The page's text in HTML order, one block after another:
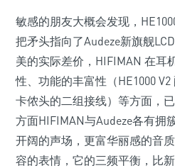
敏感的朋友大概会发现，
把矛头指向了Audeze新旗舰
美的实际差价，HIFIMAN 在耳
性、功能的丰富性（HE1000
卡侬头的二组接线）等方面，
方面HIFIMAN与Audeze各有拥
开阔的声场，更富华丽感的音
容的表情，它的三频平衡，比